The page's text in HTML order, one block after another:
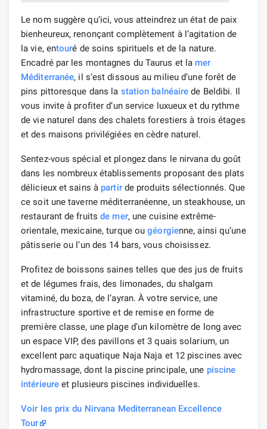
Le nom suggère qu’ici, vous atteindrez un état de paix
bienheureux, renonçant complètement à l’agitation de
la vie, entouré de soins spirituels et de la nature.
Encadré par les montagnes du Taurus et la mer
Méditerranée, il s’est dissous au milieu d’une forêt de
pins pittoresque dans la station balnéaire de Beldibi. Il
vous invite à profiter d’un service luxueux et du rythme
de vie naturel dans des chalets forestiers à trois étages
et des maisons privilégiées en cèdre naturel.
Sentez-vous spécial et plongez dans le nirvana du goût
dans les nombreux établissements proposant des plats
délicieux et sains à partirde produits sélectionnés. Que
ce soit une taverne méditerranéenne, un steakhouse, un
restaurant de fruitsde mer, une cuisine extrême-
orientale, mexicaine, turque ougéorgienne, ainsi qu’une
pâtisserie ou l’un des 14 bars, vous choisissez.
Profitez de boissons saines telles que des jus de fruits
et de légumes frais, des limonades, du shalgam
vitaminé, du boza, de l’ayran. À votre service, une
infrastructure sportive et de remise en forme de
première classe, une plage d’un kilomètre de long avec
un espace VIP, des pavillons et 3 quais solarium, un
excellent parc aquatique Naja Naja et 12 piscines avec
hydromassage, dont la piscine principale, une piscine
intérieure et plusieurs piscines individuelles.
Voir les prix du Nirvana Mediterranean Excellence
Tour